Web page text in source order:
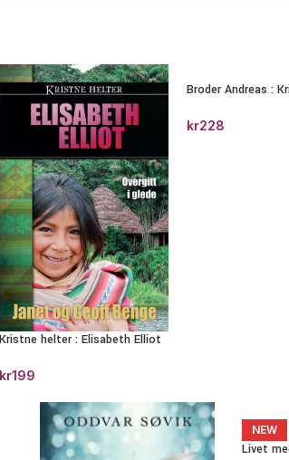
Kristne helter : Elisabeth Elliot
kr199
Broder Andreas :
kr228
NEW
Livet